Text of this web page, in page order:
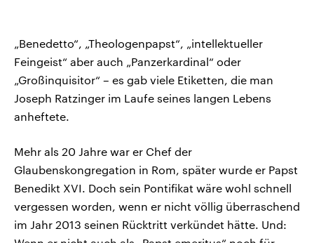
„Benedetto“, „Theologenpapst“, „intellektueller
Feingeist“ aber auch „Panzerkardinal“ oder
„Großinquisitor“ – es gab viele Etiketten, die man
Joseph Ratzinger im Laufe seines langen Lebens
anheftete.
Mehr als 20 Jahre war er Chef der
Glaubenskongregation in Rom, später wurde er Papst
Benedikt XVI. Doch sein Pontifikat wäre wohl schnell
vergessen worden, wenn er nicht völlig überraschend
im Jahr 2013 seinen Rücktritt verkündet hätte. Und: